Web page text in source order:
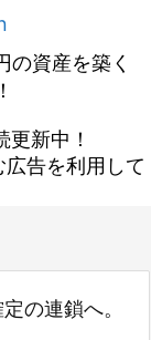
の資産を築く
新中！
告を利用して
の連鎖へ。